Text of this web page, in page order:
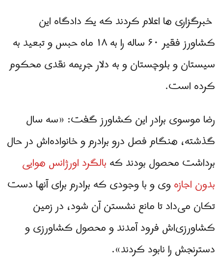
خبرگزاری ها اعلام کردند که یک دادگاه این
کشاورز فقیر ۶۰ ساله را به ۱۸ ماه حبس و تبعید به
سیستان و بلوچستان و به دلار جریمه نقدی محکوم
کرده است.
رضا موسوی برادر این کشاورز گفت: «سه سال
گذشته، هنگام فصل درو برادرم و خانواده‌اش در حال
برداشت محصول بودند کهبالگرد اورژانس هوایی
بدون اجازهوی و با وجودی که برادرم برای آنها دست
تکان می‌داد تا مانع نشستن آن شود، در زمین
کشاورزی‌اش فرود آمدند و محصول کشاورزی و
دسترنجش را نابود کردند».